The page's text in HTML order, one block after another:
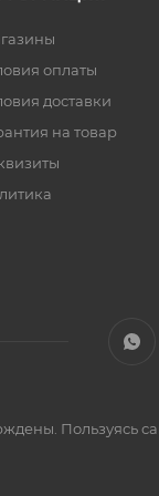
оплаты
доставки
на товар
Пользуясь